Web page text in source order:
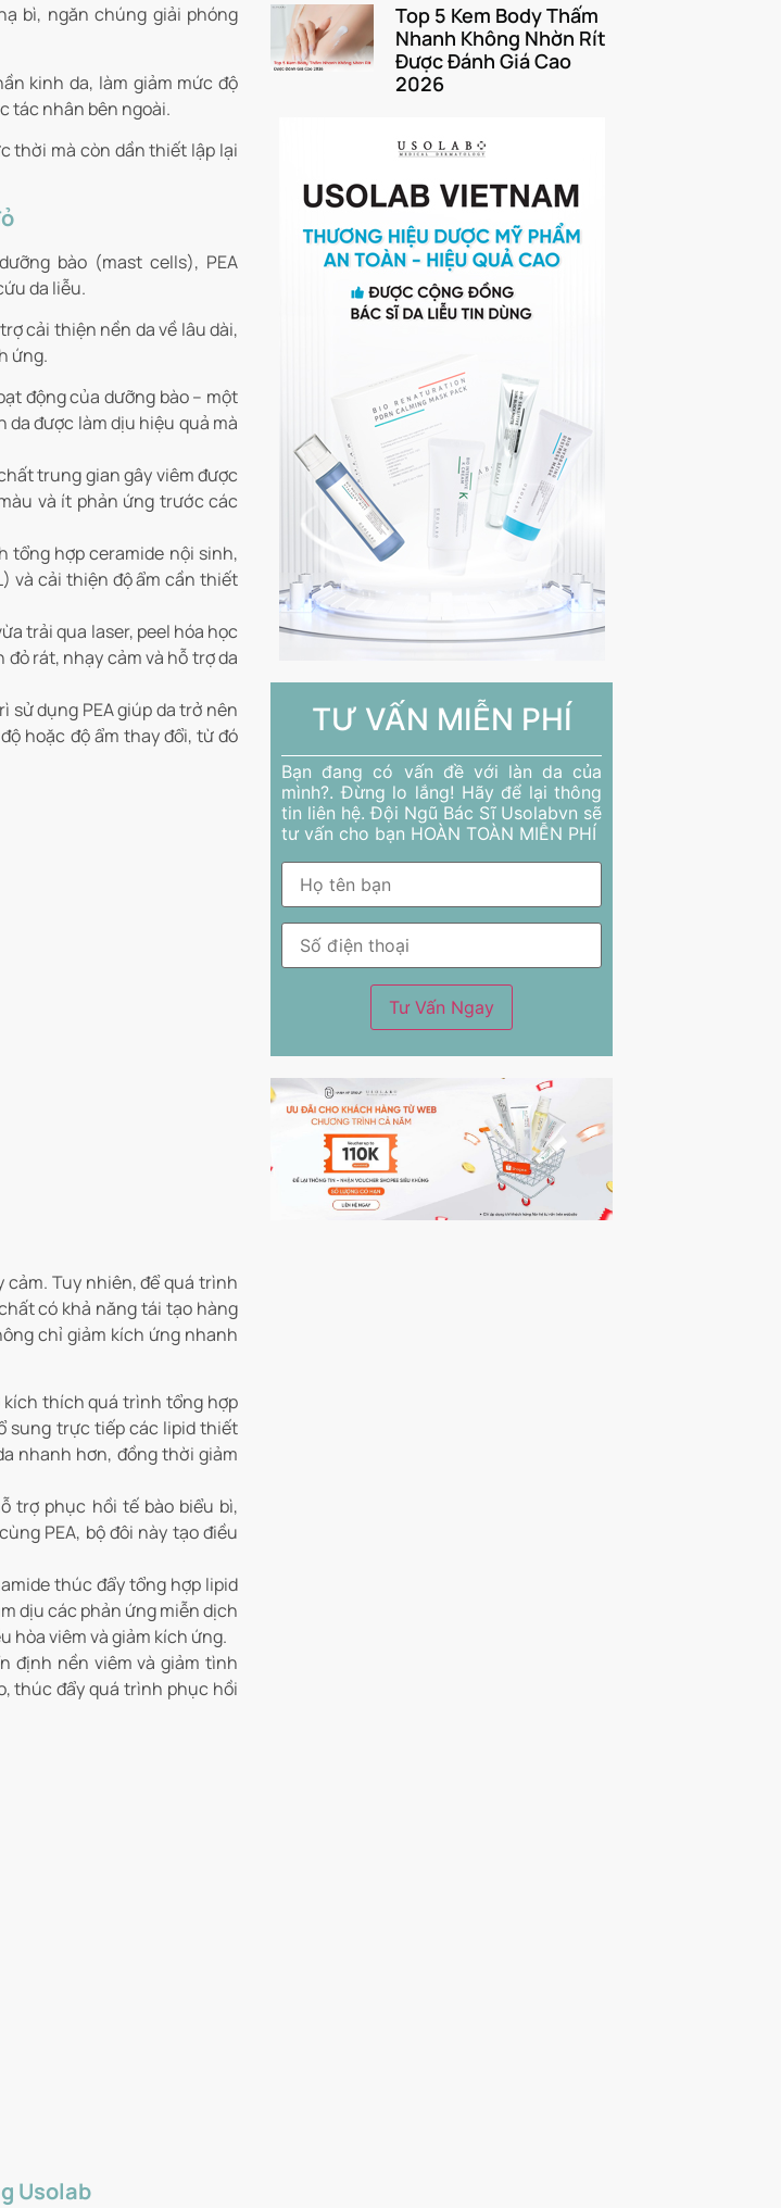
bì, ngăn chúng giải phóng
kinh da, làm giảm mức độ
tác nhân bên ngoài.
thời mà còn dần thiết lập lại
bào (mast cells), PEA
da liễu.
cải thiện nền da về lâu dài,
ứng.
động của dưỡng bào – một
được làm dịu hiệu quả mà
trung gian gây viêm được
và ít phản ứng trước các
tổng hợp ceramide nội sinh,
và cải thiện độ ẩm cần thiết
trải qua laser, peel hóa học
rát, nhạy cảm và hỗ trợ da
sử dụng PEA giúp da trở nên
hoặc độ ẩm thay đổi, từ đó
cảm. Tuy nhiên, để quá trình
có khả năng tái tạo hàng
chỉ giảm kích ứng nhanh
kích thích quá trình tổng hợp
sung trực tiếp các lipid thiết
nhanh hơn, đồng thời giảm
trợ phục hồi tế bào biểu bì,
PEA, bộ đôi này tạo điều
thúc đẩy tổng hợp lipid
dịu các phản ứng miễn dịch
hòa viêm và giảm kích ứng.
định nền viêm và giảm tình
thúc đẩy quá trình phục hồi
Usolab
Top 5 Kem Body Thấm
Nhanh Không Nhờn Rít
Được Đánh Giá Cao
2026
TƯ VẤN MIỄN PHÍ
Bạn đang có vấn đề với làn da của
mình?. Đừng lo lắng! Hãy để lại thông
tin liên hệ. Đội Ngũ Bác Sĩ Usolabvn sẽ
tư vấn cho bạn HOÀN TOÀN MIỄN PHÍ